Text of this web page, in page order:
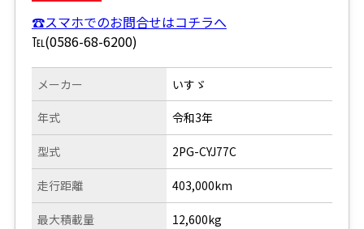
☎スマホでのお問合せはコチラへ
℡(0586-68-6200)
メーカー
年式
型式
走行距離
いすゞ
令和3年
2PG-CYJ77C
403,000km
最大積載量 12,600kg